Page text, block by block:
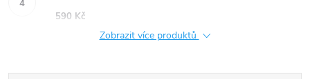
590 Kč
Zobrazit více produktů